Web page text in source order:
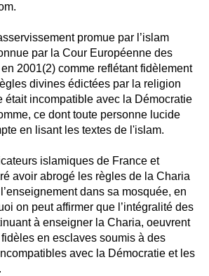
promue par l’islam
par la Cour Européenne des
en 2001(2) comme reflétant fidèlement
divines édictées par la religion
était incompatible avec la Démocratie
ce dont toute personne lucide
en lisant les textes de l'islam.
islamiques de France et
avoir abrogé les règles de la Charia
dans sa mosquée, en
on peut affirmer que l’intégralité des
à enseigner la Charia, oeuvrent
en esclaves soumis à des
avec la Démocratie et les